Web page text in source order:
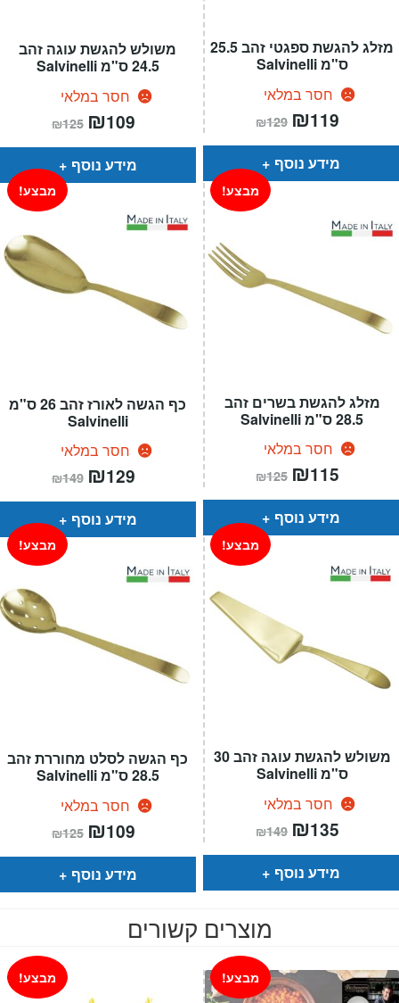
משולש להגשת עוגה זהב
24.5 ס"מ Salvinelli
חסר במלאי
₪125 המחיר
המקורי
היה:
₪125.
₪109
הוא:
מידע נוסף
מזלג להגשת ספגטי זהב 25.5
ס"מ Salvinelli
חסר במלאי
₪129 המחיר
המקורי
היה:
₪129.
₪119
הוא:
מידע נוסף
כף הגשה לאורז זהב 26 ס"מ
Salvinelli
חסר במלאי
מבצע!
₪149 המחיר
המקורי
היה:
₪149.
₪129
הוא:
מידע נוסף
מזלג להגשת בשרים זהב
28.5 ס"מ Salvinelli
חסר במלאי
מבצע!
₪125 המחיר
המקורי
היה:
₪125.
₪115
הוא:
מידע נוסף
כף הגשה לסלט מחוררת זהב
28.5 ס"מ Salvinelli
חסר במלאי
מבצע!
₪125 המחיר
המקורי
היה:
₪125.
₪109
הוא:
מידע נוסף
משולש להגשת עוגה זהב 30
ס"מ Salvinelli
חסר במלאי
מבצע!
₪149 המחיר
המקורי
היה:
₪149.
₪135
הוא:
מידע נוסף
מוצרים קשורים
מבצע! מבצע!